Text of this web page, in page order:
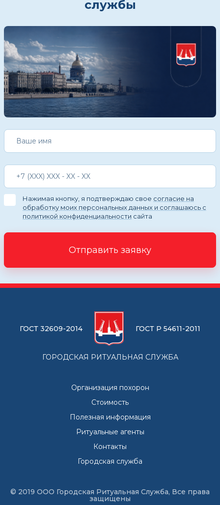
службы
Нажимая кнопку, я подтверждаю свое согласие на
обработку моих персональных данных и соглашаюсь с
политикой конфиденциальности сайта
Отправить заявку
ГОСТ 32609-2014 ГОСТ Р 54611-2011
ГОРОДСКАЯ РИТУАЛЬНАЯ СЛУЖБА
Организация похорон
Стоимость
Полезная информация
Ритуальные агенты
Контакты
Городская служба
© 2019 ООО Городская Ритуальная Служба, Все права
защищены